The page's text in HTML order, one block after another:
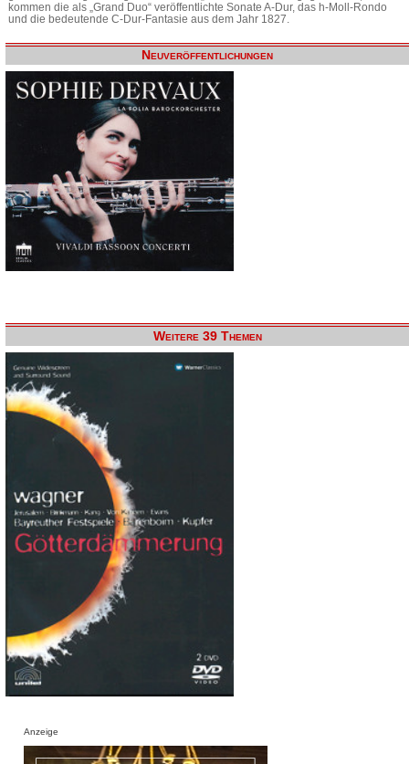
kommen die als „Grand Duo“ veröffentlichte Sonate A-Dur, das h-Moll-Rondo
und die bedeutende C-Dur-Fantasie aus dem Jahr 1827.
Neuveröffentlichungen
Weitere 39 Themen
Anzeige